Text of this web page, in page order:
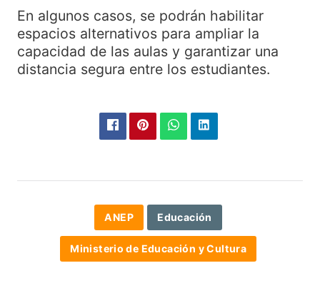
En algunos casos, se podrán habilitar
espacios alternativos para ampliar la
capacidad de las aulas y garantizar una
distancia segura entre los estudiantes.
ANEP Educación
Ministerio de Educación y Cultura